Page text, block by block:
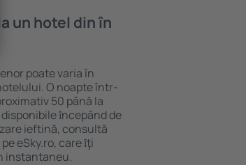
un hotel din în
poate varia în
O noapte într-
50 până la
ȋncepând de
ieftină, consultă
eSky.ro, care ȋţi
instantaneu.